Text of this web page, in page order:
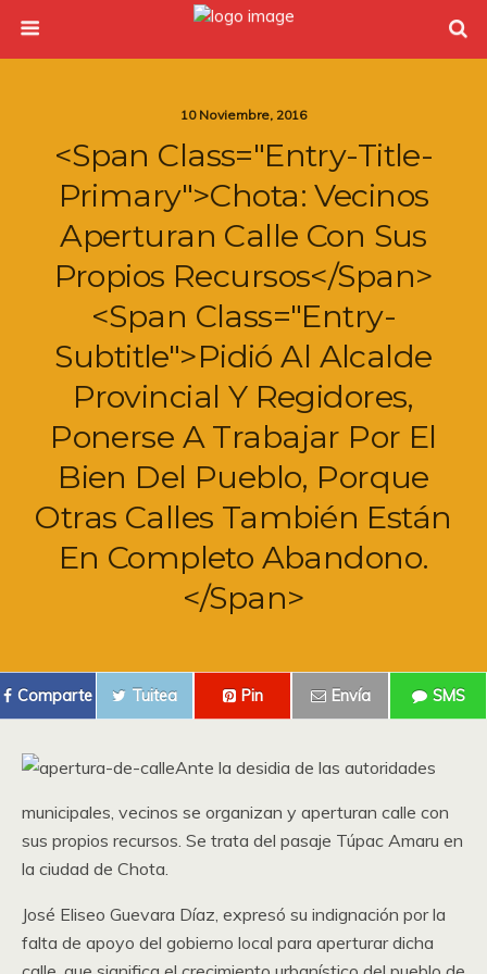
10 Noviembre, 2016
<span Class="entry-Title-
Primary">Chota: Vecinos
Aperturan Calle Con Sus
Propios Recursos</span>
<span Class="entry-
Subtitle">pidió Al Alcalde
Provincial Y Regidores,
Ponerse A Trabajar Por El
Bien Del Pueblo, Porque
Otras Calles También Están
En Completo Abandono.
</span>
Comparte Tuitea Pin Envía SMS
Ante la desidia de las autoridades
municipales, vecinos se organizan y aperturan calle con
sus propios recursos. Se trata del pasaje Túpac Amaru en
la ciudad de Chota.
José Eliseo Guevara Díaz, expresó su indignación por la
falta de apoyo del gobierno local para aperturar dicha